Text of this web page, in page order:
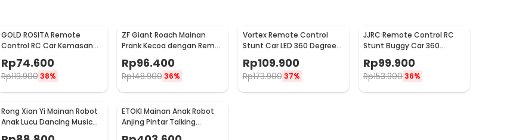
GOLD ROSITA Remote
Control RC Car Kemasan
Kaleng Coke - 1681
Rp74.600
Rp119.900 38%
ZF Giant Roach Mainan
Prank Kecoa dengan Remot
Kontrol - H1
Rp96.400
Rp148.90036%
Vortex Remote Control
Stunt Car LED 360 Degree
Rp109.900
Rp173.900 37%
JJRC Remote Control RC
Stunt Buggy Car 360
Rp99.900
Rp153.90036%
Rong Xian Yi Mainan Robot
Anak Lucu Dancing Music
Colorful Light - ZR142
ETOKI Mainan Anak Robot
Anjing Pintar Talking
Dancing with Remote -